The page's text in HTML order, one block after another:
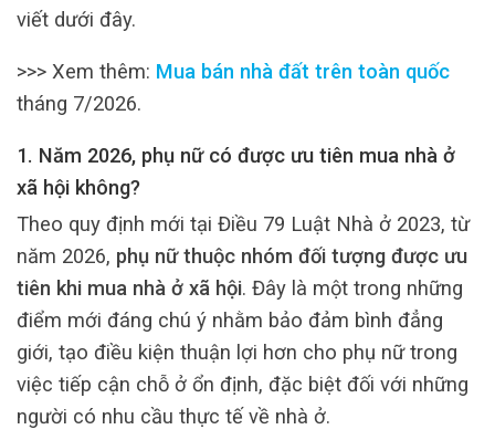
viết dưới đây.
>>> Xem thêm: Mua bán nhà đất trên toàn quốc
tháng 7/2026.
1. Năm 2026, phụ nữ có được ưu tiên mua nhà ở
xã hội không?
Theo quy định mới tại Điều 79 Luật Nhà ở 2023, từ
năm 2026, phụ nữ thuộc nhóm đối tượng được ưu
tiên khi mua nhà ở xã hội. Đây là một trong những
điểm mới đáng chú ý nhằm bảo đảm bình đẳng
giới, tạo điều kiện thuận lợi hơn cho phụ nữ trong
việc tiếp cận chỗ ở ổn định, đặc biệt đối với những
người có nhu cầu thực tế về nhà ở.